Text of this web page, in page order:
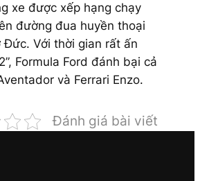
xe được xếp hạng chạy
đường đua huyền thoại
Đức. Với thời gian rất ấn
Formula Ford đánh bại cả
và Ferrari Enzo.
Đánh giá bài viết